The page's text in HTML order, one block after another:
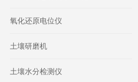
氧化还原电位仪
土壤研磨机
土壤水分检测仪